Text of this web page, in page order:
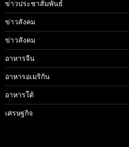
ข่าวประชาสัมพันธ์
ข่าวสังคม
ข่าวสังคม
อาหารจีน
อาหารอเมริกัน
อาหารใต้
เศรษฐกิจ